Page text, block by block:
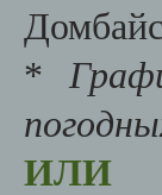
*
ИЛИ